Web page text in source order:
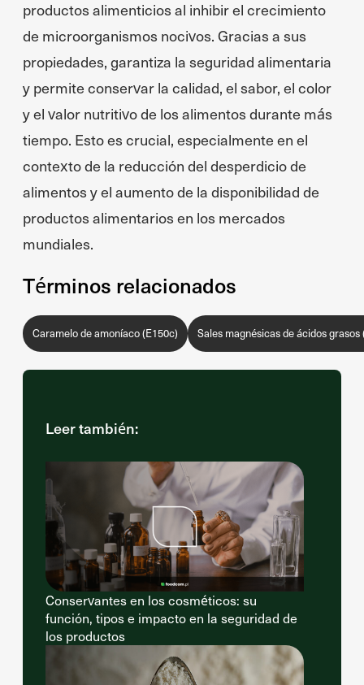
productos alimenticios al inhibir el crecimiento
de microorganismos nocivos. Gracias a sus
propiedades, garantiza la seguridad alimentaria
y permite conservar la calidad, el sabor, el color
y el valor nutritivo de los alimentos durante más
tiempo. Esto es crucial, especialmente en el
contexto de la reducción del desperdicio de
alimentos y el aumento de la disponibilidad de
productos alimentarios en los mercados
mundiales.
Términos relacionados
Caramelo de amoníaco (E150c) Sales magnésicas de ácidos grasos
Leer también:
Conservantes en los cosméticos: su
función, tipos e impacto en la seguridad de
los productos